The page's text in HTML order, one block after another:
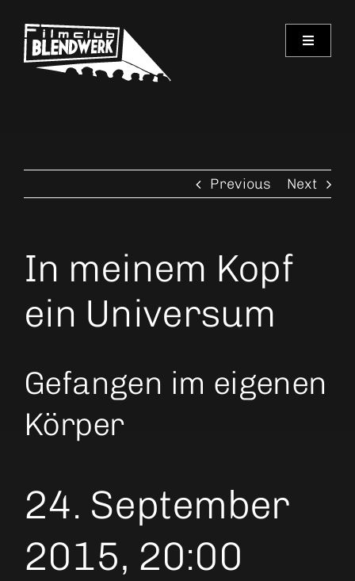
content
Toggle
Verein
Previous Next
In meinem Kopf
ein Universum
Gefangen im eigenen
Körper
24. September
2015, 20:00